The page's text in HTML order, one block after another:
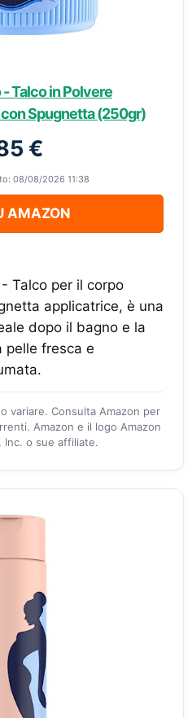
Talco in Polvere
Spugnetta (250gr)
€
08/08/2026 11:38
AMAZON
Talco per il corpo
applicatrice, è una
dopo il bagno e la
pelle fresca e
variare. Consulta Amazon per
Amazon e il logo Amazon
Inc. o sue affiliate.